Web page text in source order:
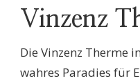
Vinzenz
Die Vinzenz Therme
wahres Paradies für